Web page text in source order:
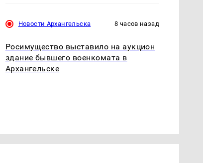
Новости Архангельска 8 часов назад
Росимущество выставило на аукцион
здание бывшего военкомата в
Архангельске